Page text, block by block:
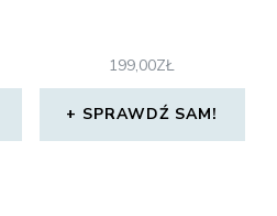
199,00ZŁ
SPRAWDŹ SAM!